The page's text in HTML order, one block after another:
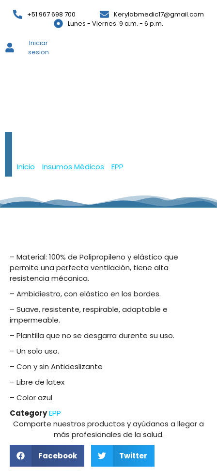
+51 967 698 700
Kerylabmedic17@gmail.com
Lunes - Viernes: 9 a.m. - 6 p.m.
Iniciar
sesion
descartable
Inicio Insumos Médicos EPP
– Material: 100% de Polipropileno y elástico que
permite una perfecta ventilación, tiene alta
resistencia mécanica.
– Ambidiestro, con elástico en los bordes.
– Suave, resistente, respirable, adaptable e
impermeable.
– Plantilla que no se desgarra durente su uso.
– Un solo uso.
– Con y sin Antideslizante
– Libre de latex
– Color azul
CategoryEPP
Comparte nuestros productos y ayúdanos a llegar a
más profesionales de la salud.
Facebook Twitter